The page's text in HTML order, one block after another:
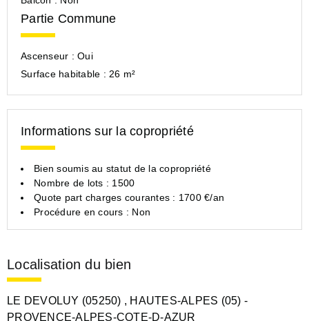
Partie Commune
Ascenseur : Oui
Surface habitable : 26 m²
Informations sur la copropriété
Bien soumis au statut de la copropriété
Nombre de lots : 1500
Quote part charges courantes : 1700 €/an
Procédure en cours : Non
Localisation du bien
LE DEVOLUY (05250) , HAUTES-ALPES (05) -
PROVENCE-ALPES-COTE-D-AZUR